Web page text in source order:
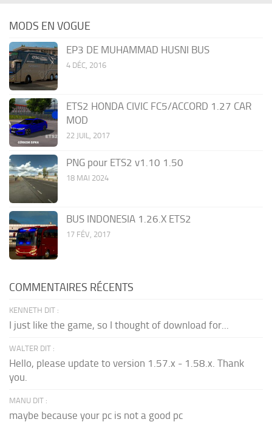
MODS EN VOGUE
EP3 DE MUHAMMAD HUSNI BUS
4 DÉC, 2016
ETS2 HONDA CIVIC FC5/ACCORD 1.27 CAR
MOD
22 JUIL, 2017
PNG pour ETS2 v1.10 1.50
18 MAI 2024
BUS INDONESIA 1.26.X ETS2
17 FÉV, 2017
COMMENTAIRES RÉCENTS
KENNETH DIT :
I just like the game, so I thought of download for...
WALTER DIT :
Hello, please update to version 1.57.x - 1.58.x. Thank
you.
MANU DIT :
maybe because your pc is not a good pc